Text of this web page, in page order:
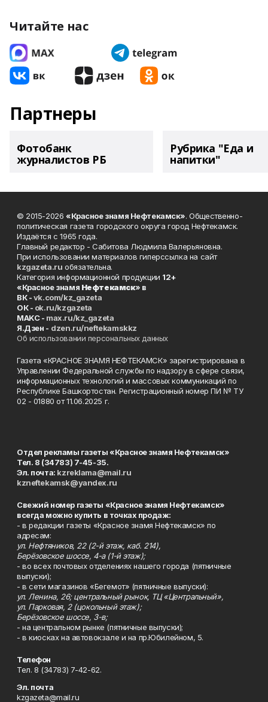
Читайте нас
Партнеры
Фотобанк
журналистов РБ
Рубрика "Еда и
напитки"
© 2015-2026 «Красное знамя Нефтекамск». Общественно-
политическая газета городского округа город Нефтекамск.
Издаётся с 1965 года.
Главный редактор - Сабитова Людмила Валерьяновна.
При использовании материалов гиперссылка на сайт
kzgazeta.ru обязательна.
Категория информационной продукции 12+
«Красное знамя Нефтекамск» в
ВК -vk.com/kz_gazeta
ОК - ok.ru/kzgazeta
MAKC - max.ru/kz_gazeta
Я.Дзен - dzen.ru/neftekamskkz
Об использовании персональных данных
Газета «КРАСНОЕ ЗНАМЯ НЕФТЕКАМСК» зарегистрирована в
Управлении Федеральной службы по надзору в сфере связи,
информационных технологий и массовых коммуникаций по
Республике Башкортостан. Регистрационный номер ПИ № ТУ
02 - 01880 от 11.06.2025 г.
Отдел рекламы газеты «Красное знамя Нефтекамск»
Тел. 8 (34783) 7-45-35.
Эл. почта: kzreklama@mail.ru
kzneftekamsk@yandex.ru
Свежий номер газеты «Красное знамя Нефтекамск»
всегда можно купить в точках продаж:
- в редакции газеты «Красное знамя Нефтекамск» по
адресам:
ул. Нефтяников, 22 (2-й этаж, каб. 214),
Берёзовское шоссе, 4-а (1-й этаж);
- во всех почтовых отделениях нашего города (пятничные
выпуски);
- в сети магазинов «Бегемот» (пятничные выпуски):
ул. Ленина, 26; центральный рынок, ТЦ «Центральный»,
ул. Парковая, 2 (цокольный этаж);
Берёзовское шоссе, 3-в;
- на центральном рынке (пятничные выпуски);
- в киосках на автовокзале и на пр.Юбилейном, 5.
Телефон
Тел. 8 (34783) 7-42-62.
Эл. почта
kzgazeta@mail.ru